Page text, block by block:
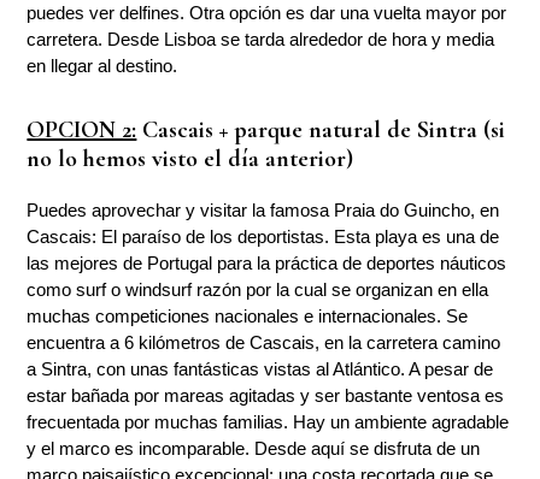
puedes ver delfines. Otra opción es dar una vuelta mayor por
carretera. Desde Lisboa se tarda alrededor de hora y media
en llegar al destino.
OPCION 2: Cascais + parque natural de Sintra (si
no lo hemos visto el día anterior)
Puedes aprovechar y visitar la famosa Praia do Guincho, en
Cascais: El paraíso de los deportistas. Esta playa es una de
las mejores de Portugal para la práctica de deportes náuticos
como surf o windsurf razón por la cual se organizan en ella
muchas competiciones nacionales e internacionales. Se
encuentra a 6 kilómetros de Cascais, en la carretera camino
a Sintra, con unas fantásticas vistas al Atlántico. A pesar de
estar bañada por mareas agitadas y ser bastante ventosa es
frecuentada por muchas familias. Hay un ambiente agradable
y el marco es incomparable. Desde aquí se disfruta de un
marco paisajístico excepcional: una costa recortada que se